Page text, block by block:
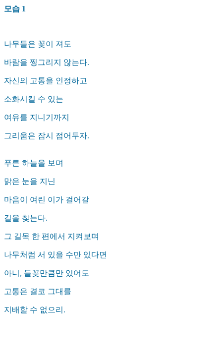
모습 1
나무들은 꽃이 져도
바람을 찡그리지 않는다.
자신의 고통을 인정하고
소화시킬 수 있는
여유를 지니기까지
그리움은 잠시 접어두자.
푸른 하늘을 보며
맑은 눈을 지닌
마음이 여린 이가 걸어갈
길을 찾는다.
그 길목 한 편에서 지켜보며
나무처럼 서 있을 수만 있다면
아니, 들꽃만큼만 있어도
고통은 결코 그대를
지배할 수 없으리.